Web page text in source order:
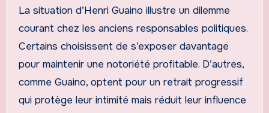
La situation d’Henri Guaino illustre un dilemme
courant chez les anciens responsables politiques.
Certains choisissent de s’exposer davantage
pour maintenir une notoriété profitable. D’autres,
comme Guaino, optent pour un retrait progressif
qui protège leur intimité mais réduit leur influence